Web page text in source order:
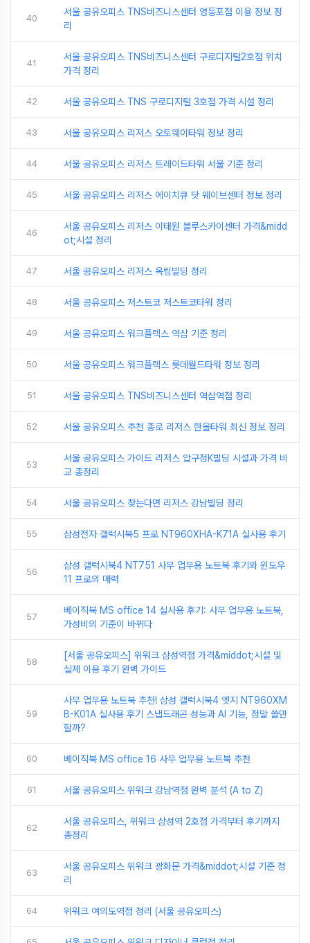
40
서울 공유오피스 TNS비즈니스센터 영등포점 이용 정보 정
리
41
서울 공유오피스 TNS비즈니스센터 구로디지털2호점 위치
가격 정리
42 서울 공유오피스 TNS 구로디지털 3호점 가격 시설 정리
43 서울 공유오피스 리저스 오토웨이타워 정보 정리
44 서울 공유오피스 리저스 트레이드타워 서울 기준 정리
45 서울 공유오피스 리저스 에이치큐 닷 웨이브센터 정보 정리
46
서울 공유오피스 리저스 이태원 블루스카이센터 가격&midd
ot;시설 정리
47 서울 공유오피스 리저스 옥림빌딩 정리
48 서울 공유오피스 저스트코 저스트코타워 정리
49 서울 공유오피스 워크플렉스 역삼 기준 정리
50 서울 공유오피스 워크플렉스 롯데월드타워 정보 정리
51 서울 공유오피스 TNS비즈니스센터 역삼역점 정리
52 서울 공유오피스 추천 종로 리저스 한올타워 최신 정보 정리
53
서울 공유오피스 가이드 리저스 압구정K빌딩 시설과 가격 비
교 총정리
54 서울 공유오피스 찾는다면 리저스 강남빌딩 정리
55 삼성전자 갤럭시북5 프로 NT960XHA-K71A 실사용 후기
56
삼성 갤럭시북4 NT751 사무 업무용 노트북 후기와 윈도우
11 프로의 매력
57
베이직북 MS office 14 실사용 후기: 사무 업무용 노트북,
가성비의 기준이 바뀌다
58
[서울 공유오피스] 위워크 삼성역점 가격&middot;시설 및
실제 이용 후기 완벽 가이드
59
사무 업무용 노트북 추천! 삼성 갤럭시북4 엣지 NT960XM
B-K01A 실사용 후기 스냅드래곤 성능과 AI 기능, 정말 쓸만
할까?
60 베이직북 MS office 16 사무 업무용 노트북 추천
61 서울 공유오피스 위워크 강남역점 완벽 분석 (A to Z)
62
서울 공유오피스, 위워크 삼성역 2호점 가격부터 후기까지
총정리
63
서울 공유오피스 위워크 광화문 가격&middot;시설 기준 정
리
64 위워크 여의도역점 정리 (서울 공유오피스)